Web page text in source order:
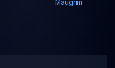
Maugrim